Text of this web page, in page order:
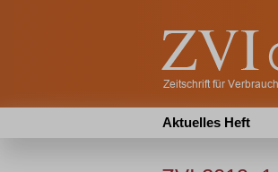
Aktuelles Heft